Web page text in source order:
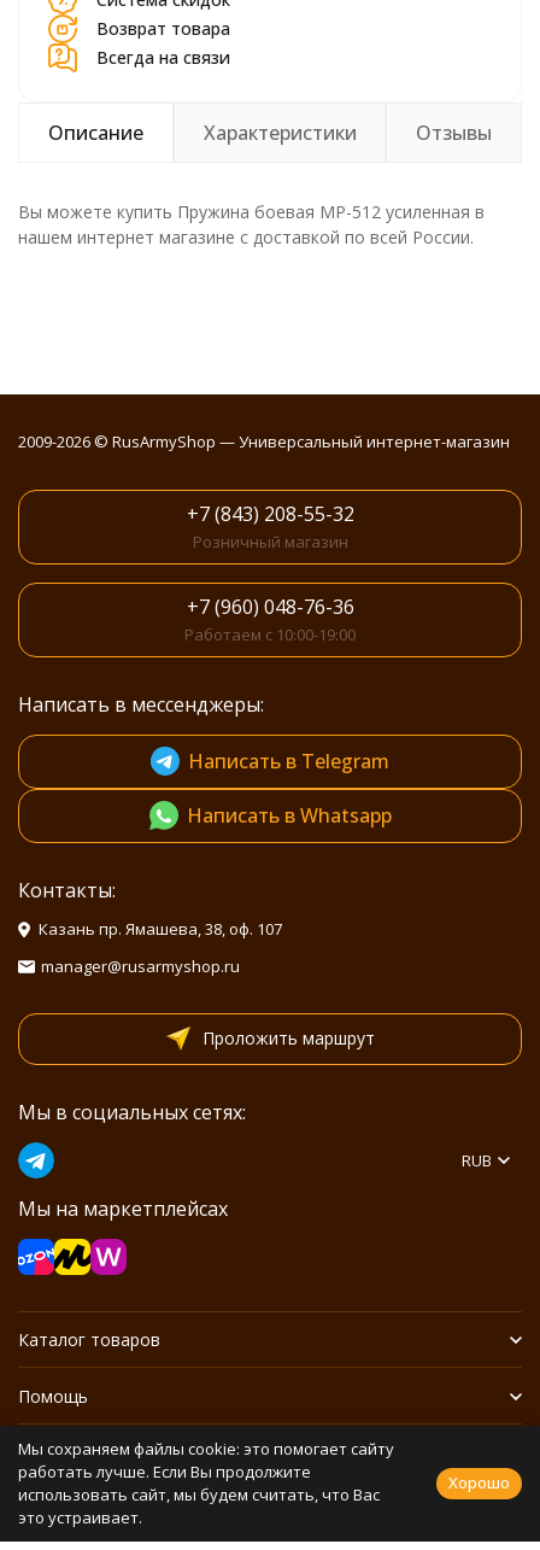
Возврат товара
Всегда на связи
Описание Характеристики Отзывы
Вы можете купить Пружина боевая МР-512 усиленная в
нашем интернет магазине с доставкой по всей России.
2009-2026 © RusArmyShop — Универсальный интернет-магазин
+7 (843) 208-55-32
Розничный магазин
+7 (960) 048-76-36
Работаем с 10:00-19:00
Написать в мессенджеры:
Написать в Telegram
Написать в Whatsapp
Контакты:
Казань пр. Ямашева, 38, оф. 107
manager@rusarmyshop.ru
Проложить маршрут
Мы в социальных сетях:
Мы на маркетплейсах
RUB
Каталог товаров
Помощь
Информация
Политика персональных данных
Мы сохраняем файлы cookie: это помогает сайту
работать лучше. Если Вы продолжите
использовать сайт, мы будем считать, что Вас
это устраивает.
Хорошо